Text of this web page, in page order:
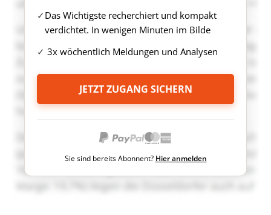
Das Wichtigste recherchiert und kompakt
verdichtet. In wenigen Minuten im Bilde
3x wöchentlich Meldungen und Analysen
JETZT ZUGANG SICHERN
Sie sind bereits Abonnent? Hier anmelden